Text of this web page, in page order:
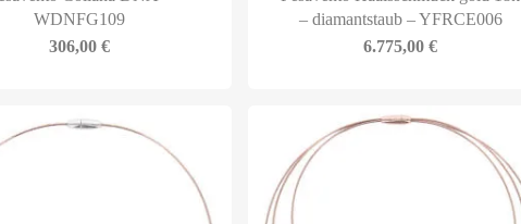
WDNFG109
306,00€
– diamantstaub – YFRCE006
6.775,00€